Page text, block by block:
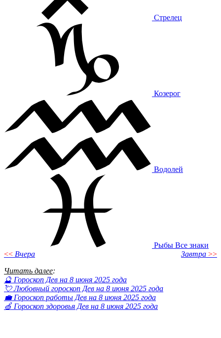
Стрелец
Козерог
Водолей
Рыбы Все знаки
<< Вчера Завтра >>
Читать далее:
🔮 Гороскоп Дев на 8 июня 2025 года
💘 Любовный гороскоп Дев на 8 июня 2025 года
💼 Гороскоп работы Дев на 8 июня 2025 года
🍏 Гороскоп здоровья Дев на 8 июня 2025 года